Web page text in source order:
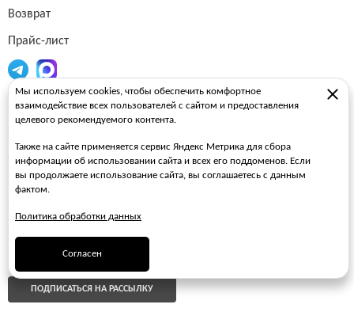
Возврат
Прайс-лист
Огнетушители
Пожарные стволы
Пожарные шкафы
FAQ
ПОДПИСАТЬСЯ НА РАССЫЛКУ
Мы используем cookies, чтобы обеспечить комфортное
взаимодействие всех пользователей с сайтом и предоставления
целевого рекомендуемого контента.
Также на сайте применяется сервис Яндекс Метрика для сбора
информации об использовании сайта и всех его поддоменов. Если
вы продолжаете использование сайта, вы соглашаетесь с данным
фактом.
Политика обработки данных
Согласен